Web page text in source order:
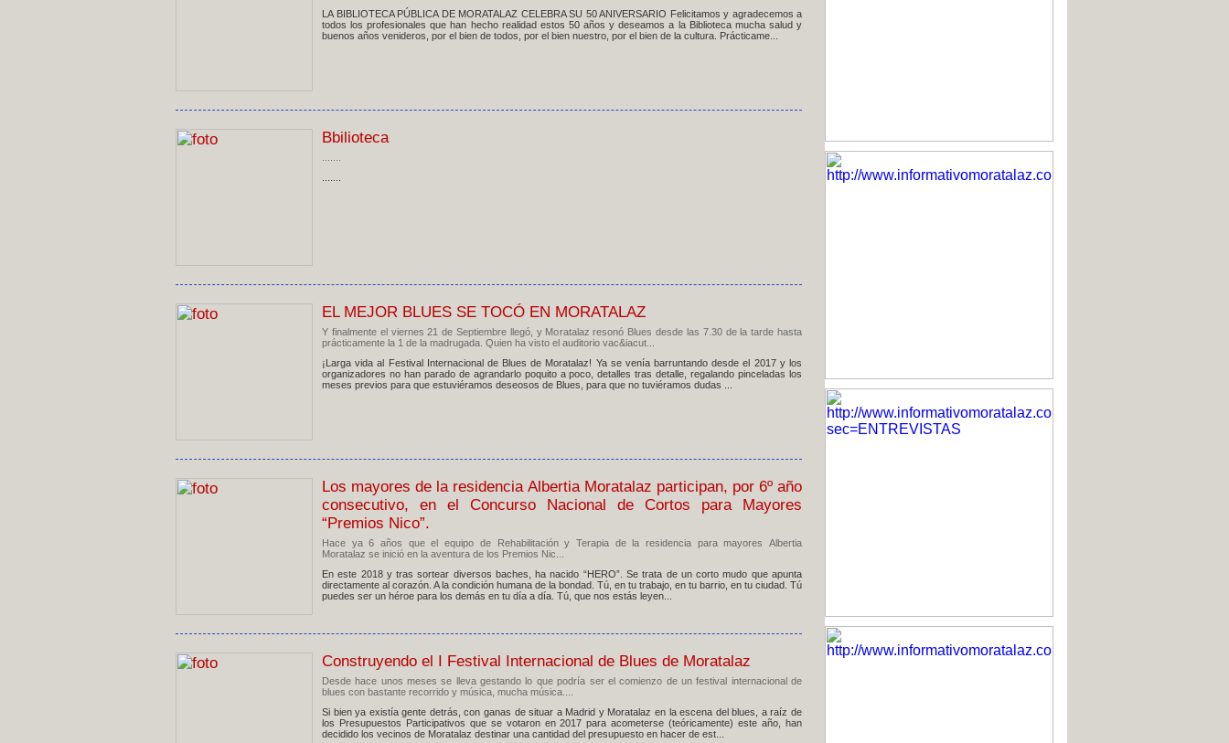
LA BIBLIOTECA PÚBLICA DE MORATALAZ CELEBRA SU 50 ANIVERSARIO Felicitamos y agradecemos a
todos los profesionales que han hecho realidad estos 50 años y deseamos a la Biblioteca mucha salud y
buenos años venideros, por el bien de todos, por el bien nuestro, por el bien de la cultura. Prácticame...
Bbilioteca
EL MEJOR BLUES SE TOCÓ EN MORATALAZ
Y finalmente el viernes 21 de Septiembre llegó, y Moratalaz resonó Blues desde las 7.30 de la tarde hasta
prácticamente la 1 de la madrugada. Quien ha visto el auditorio vac&iacut...
¡Larga vida al Festival Internacional de Blues de Moratalaz! Ya se venía barruntando desde el 2017 y los
organizadores no han parado de agrandarlo poquito a poco, detalles tras detalle, regalando pinceladas los
meses previos para que estuviéramos deseosos de Blues, para que no tuviéramos dudas ...
Los mayores de la residencia Albertia Moratalaz participan, por 6º año
consecutivo, en el Concurso Nacional de Cortos para Mayores
“Premios Nico”.
Hace ya 6 años que el equipo de Rehabilitación y Terapia de la residencia para mayores Albertia
Moratalaz se inició en la aventura de los Premios Nic...
En este 2018 y tras sortear diversos baches, ha nacido “HERO”. Se trata de un corto mudo que apunta
directamente al corazón. A la condición humana de la bondad. Tú, en tu trabajo, en tu barrio, en tu ciudad. Tú
puedes ser un héroe para los demás en tu día a día. Tú, que nos estás leyen...
Construyendo el I Festival Internacional de Blues de Moratalaz
Desde hace unos meses se lleva gestando lo que podría ser el comienzo de un festival internacional de
blues con bastante recorrido y música, mucha música....
Si bien ya existía gente detrás, con ganas de situar a Madrid y Moratalaz en la escena del blues, a raíz de
los Presupuestos Participativos que se votaron en 2017 para acometerse (teóricamente) este año, han
decidido los vecinos de Moratalaz destinar una cantidad del presupuesto en hacer de est...